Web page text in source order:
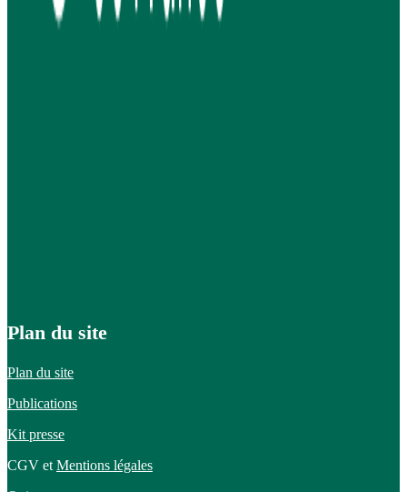
Plan du site
Plan du site
Publications
Kit presse
CGV et Mentions légales